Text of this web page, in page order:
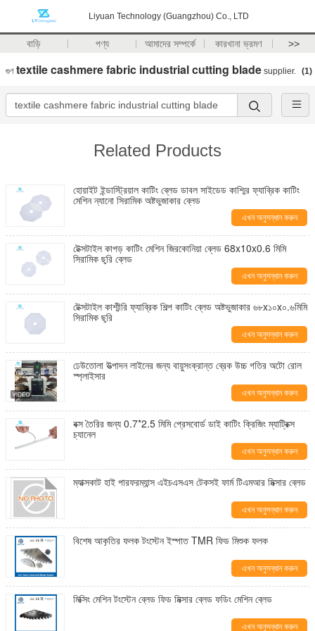
Liyuan Technology (Guangzhou) Co., LTD
বাড়ি পণ্য আমাদের সম্পর্কে কারখানা ভ্রমণ >>
গুণ textile cashmere fabric industrial cutting blade supplier. (1)
Related Products
হোয়াইট ইন্ডাস্ট্রিয়াল কাটিং ব্লেড ডাবল সাইডেড কাশ্মির ফ্যাব্রিক কাটিং
মেশিন ন্যানো সিরামিক অষ্টভুজাকার ব্লেড
এখন অনুসন্ধান করুন
টেক্সটাইল কাপড় কাটিং মেশিন জিরকোনিয়া ব্লেড 68x10x0.6 মিমি
সিরামিক ছুরি ব্লেড
এখন অনুসন্ধান করুন
টেক্সটাইল কাশ্মীরি ফ্যাব্রিক শিল্প কাটিং ব্লেড অষ্টভুজাকার ৬৮x১০x০.৬মিমি
সিরামিক ছুরি
এখন অনুসন্ধান করুন
ঢেউতোলা উত্পাদন লাইনের জন্য বায়ুসংক্রান্ত ব্রেক উচ্চ গতির অটো রোল
স্প্লাইসার
এখন অনুসন্ধান করুন
বক্স তৈরির জন্য 0.7*2.5 মিমি প্রেসবোর্ড ডাই কাটিং ক্রিজিং ম্যাট্রিক্স
চ্যানেল
এখন অনুসন্ধান করুন
ম্যাক্সকাট হাই পারফরম্যান্স এইচএসএস টেকসই ফার্ম টিএমআর মিক্সার ব্লেড
এখন অনুসন্ধান করুন
বিশেষ আকৃতির ফলক টংস্টেন ইস্পাত TMR ফিড মিশুক ফলক
এখন অনুসন্ধান করুন
মিক্সিং মেশিন টংস্টেন ব্লেড ফিড মিক্সার ব্লেড ফডিং মেশিন ব্লেড
এখন অনুসন্ধান করুন